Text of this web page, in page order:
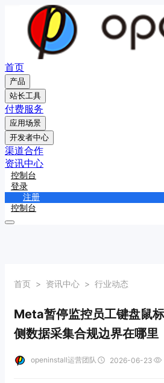
首页
产品
站长工具
付费服务
应用场景
开发者中心
渠道合作
资讯中心
控制台
登录
注册
控制台
首页 > 资讯中心 > 行业动态
Meta暂停监控员工键盘鼠
侧数据采集合规边界在哪里
openinstall运营团队 2026-06-23